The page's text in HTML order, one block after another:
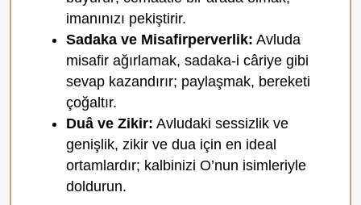
imanınızı pekiştirir.
Sadaka ve Misafirperverlik: Avluda
misafir ağırlamak, sadaka-i câriye gibi
sevap kazandırır; paylaşmak, bereketi
çoğaltır.
Duâ ve Zikir: Avludaki sessizlik ve
genişlik, zikir ve dua için en ideal
ortamlardır; kalbinizi O’nun isimleriyle
doldurun.